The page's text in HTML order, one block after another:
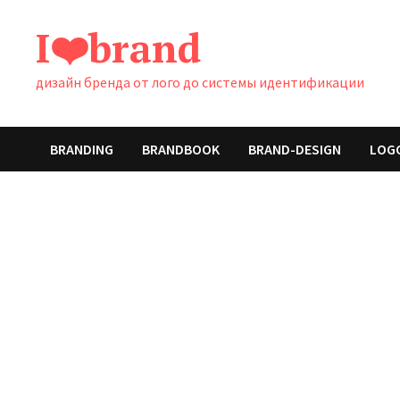
содержимому
I❤️brand
дизайн бренда от лого до системы идентификации
BRANDING BRANDBOOK BRAND-DESIGN